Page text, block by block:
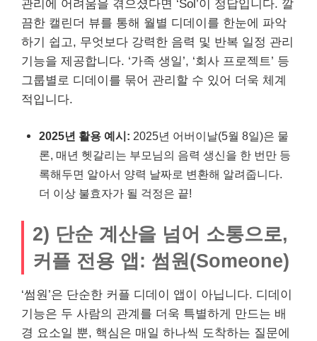
관리에 어려움을 겪으셨다면 ‘Sol’이 정답입니다. 깔
끔한 캘린더 뷰를 통해 월별 디데이를 한눈에 파악
하기 쉽고, 무엇보다 강력한 음력 및 반복 일정 관리
기능을 제공합니다. ‘가족 생일’, ‘회사 프로젝트’ 등
그룹별로 디데이를 묶어 관리할 수 있어 더욱 체계
적입니다.
2025년 활용 예시: 2025년 어버이날(5월 8일)은 물
론, 매년 헷갈리는 부모님의 음력 생신을 한 번만 등
록해두면 알아서 양력 날짜로 변환해 알려줍니다.
더 이상 불효자가 될 걱정은 끝!
2) 단순 계산을 넘어 소통으로,
커플 전용 앱: 썸원(Someone)
‘썸원’은 단순한 커플 디데이 앱이 아닙니다. 디데이
기능은 두 사람의 관계를 더욱 특별하게 만드는 배
경 요소일 뿐, 핵심은 매일 하나씩 도착하는 질문에